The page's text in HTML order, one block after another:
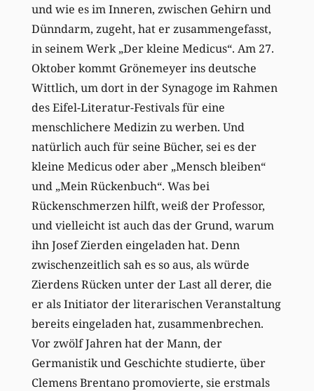
und wie es im Inneren, zwischen Gehirn und
Dünndarm, zugeht, hat er zusammengefasst,
in seinem Werk „Der kleine Medicus“. Am 27.
Oktober kommt Grönemeyer ins deutsche
Wittlich, um dort in der Synagoge im Rahmen
des Eifel-Literatur-Festivals für eine
menschlichere Medizin zu werben. Und
natürlich auch für seine Bücher, sei es der
kleine Medicus oder aber „Mensch bleiben“
und „Mein Rückenbuch“. Was bei
Rückenschmerzen hilft, weiß der Professor,
und vielleicht ist auch das der Grund, warum
ihn Josef Zierden eingeladen hat. Denn
zwischenzeitlich sah es so aus, als würde
Zierdens Rücken unter der Last all derer, die
er als Initiator der literarischen Veranstaltung
bereits eingeladen hat, zusammenbrechen.
Vor zwölf Jahren hat der Mann, der
Germanistik und Geschichte studierte, über
Clemens Brentano promovierte, sie erstmals